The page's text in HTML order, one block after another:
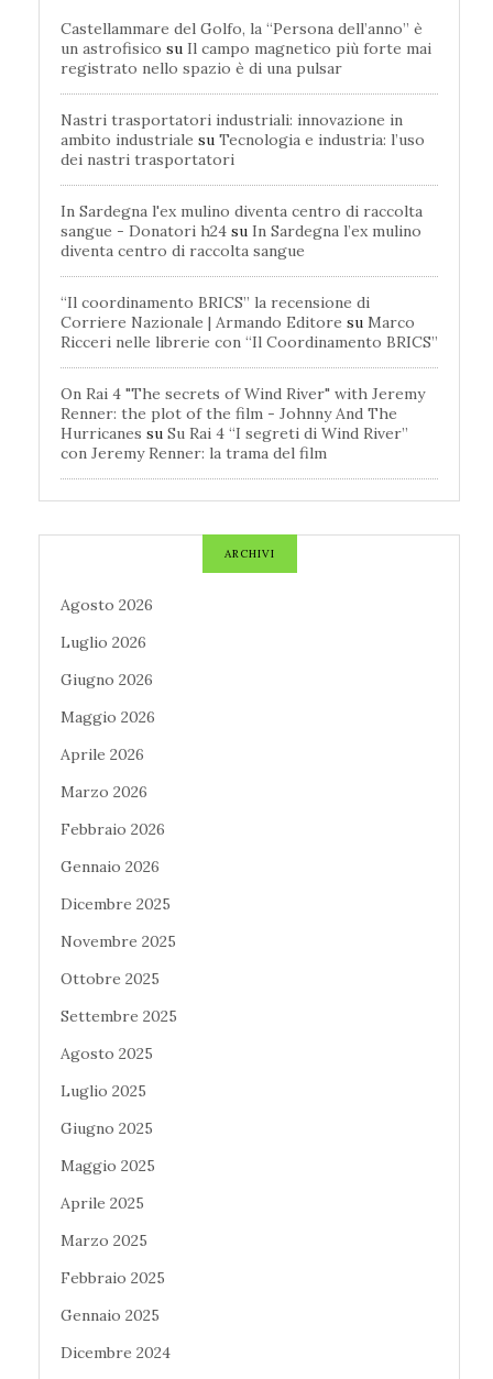
Castellammare del Golfo, la “Persona dell’anno” è
un astrofisico su Il campo magnetico più forte mai
registrato nello spazio è di una pulsar
Nastri trasportatori industriali: innovazione in
ambito industriale su Tecnologia e industria: l’uso
dei nastri trasportatori
In Sardegna l'ex mulino diventa centro di raccolta
sangue - Donatori h24 su In Sardegna l’ex mulino
diventa centro di raccolta sangue
“Il coordinamento BRICS” la recensione di
Corriere Nazionale | Armando Editore su Marco
Ricceri nelle librerie con “Il Coordinamento BRICS”
On Rai 4 "The secrets of Wind River" with Jeremy
Renner: the plot of the film - Johnny And The
Hurricanes su Su Rai 4 “I segreti di Wind River”
con Jeremy Renner: la trama del film
ARCHIVI
Agosto 2026
Luglio 2026
Giugno 2026
Maggio 2026
Aprile 2026
Marzo 2026
Febbraio 2026
Gennaio 2026
Dicembre 2025
Novembre 2025
Ottobre 2025
Settembre 2025
Agosto 2025
Luglio 2025
Giugno 2025
Maggio 2025
Aprile 2025
Marzo 2025
Febbraio 2025
Gennaio 2025
Dicembre 2024